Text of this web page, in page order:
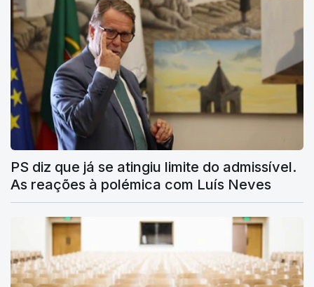
PS diz que já se atingiu limite do admissível.
As reações à polémica com Luís Neves